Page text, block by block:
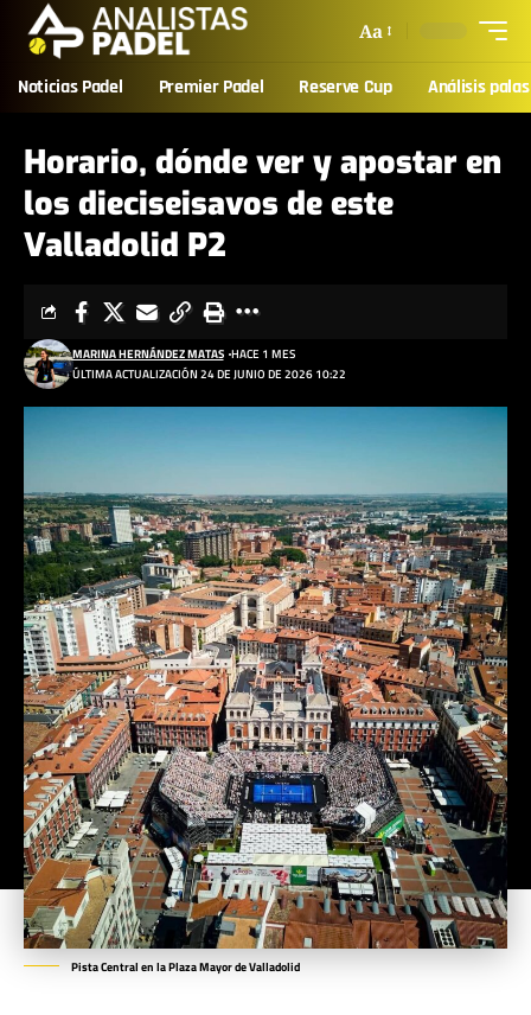
Aa
Noticias Padel Premier Padel Reserve Cup Análisis palas
Horario, dónde ver y apostar en
los dieciseisavos de este
Valladolid P2
ÚLTIMA ACTUALIZACIÓN 24 DE JUNIO DE 2026 10:22
MARINA HERNÁNDEZ MATAS HACE 1 MES
Pista Central en la Plaza Mayor de Valladolid